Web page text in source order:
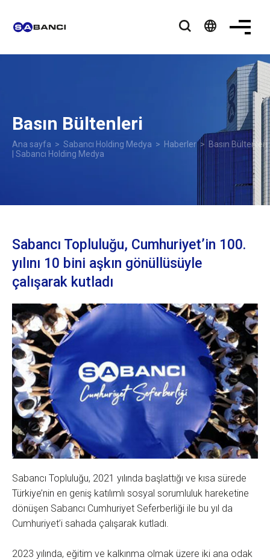
language
Basın Bültenleri
Ana sayfa > Sabancı Holding Medya > Haberler> Basın Bültenleri
| Sabancı Holding Medya
Sabancı Topluluğu, Cumhuriyet’in 100.
yılını 10 bini aşkın gönüllüsüyle
çalışarak kutladı
Sabancı Topluluğu, 2021 yılında başlattığı ve kısa sürede
Türkiye’nin en geniş katılımlı sosyal sorumluluk hareketine
dönüşen Sabancı Cumhuriyet Seferberliği ile bu yıl da
Cumhuriyet’i sahada çalışarak kutladı.
2023 yılında, eğitim ve kalkınma olmak üzere iki ana odak